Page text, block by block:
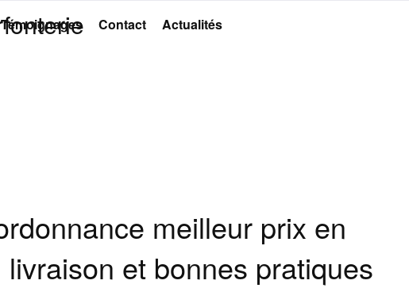
Témoignages Contact Actualités
meilleur prix en
et bonnes pratiques